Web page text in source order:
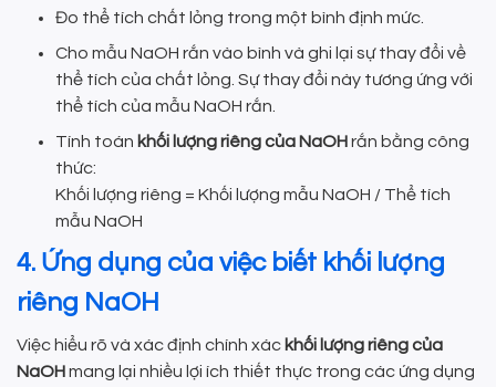
Đo thể tích chất lỏng trong một bình định mức.
Cho mẫu NaOH rắn vào bình và ghi lại sự thay đổi về
thể tích của chất lỏng. Sự thay đổi này tương ứng với
thể tích của mẫu NaOH rắn.
Tính toán khối lượng riêng của NaOHrắn bằng công
thức:
Khối lượng riêng = Khối lượng mẫu NaOH / Thể tích
mẫu NaOH
4. Ứng dụng của việc biết khối lượng
riêng NaOH
Việc hiểu rõ và xác định chính xác khối lượng riêng của
NaOHmang lại nhiều lợi ích thiết thực trong các ứng dụng